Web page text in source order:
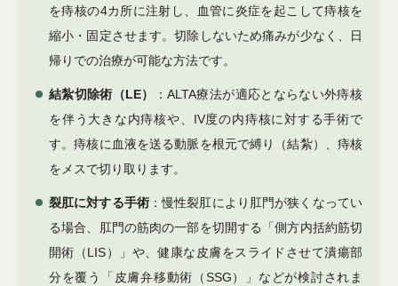
を痔核の4カ所に注射し、血管に炎症を起こして痔核を
縮小・固定させます。切除しないため痛みが少なく、日
帰りでの治療が可能な方法です。
結紮切除術（LE）
：ALTA療法が適応とならない外痔核
を伴う大きな内痔核や、IV度の内痔核に対する手術で
す。痔核に血液を送る動脈を根元で縛り（結紮）、痔核
をメスで切り取ります。
裂肛に対する手術：慢性裂肛により肛門が狭くなってい
る場合、肛門の筋肉の一部を切開する「側方内括約筋切
開術（LIS）」や、健康な皮膚をスライドさせて潰瘍部
分を覆う「皮膚弁移動術（SSG）」などが検討されま